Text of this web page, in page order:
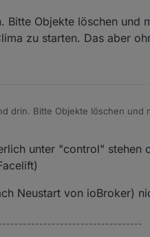
ist der SoC der
Bitte Objekte löschen
zu starten. Das aber
drin. Bitte Objekte löschen und
unter "control" stehen
Neustart von ioBroker)